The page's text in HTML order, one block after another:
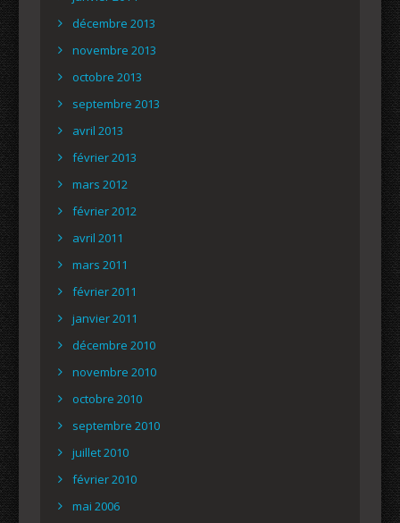
décembre 2013
novembre 2013
octobre 2013
septembre 2013
avril 2013
février 2013
mars 2012
février 2012
avril 2011
mars 2011
février 2011
janvier 2011
décembre 2010
novembre 2010
octobre 2010
septembre 2010
juillet 2010
février 2010
mai 2006